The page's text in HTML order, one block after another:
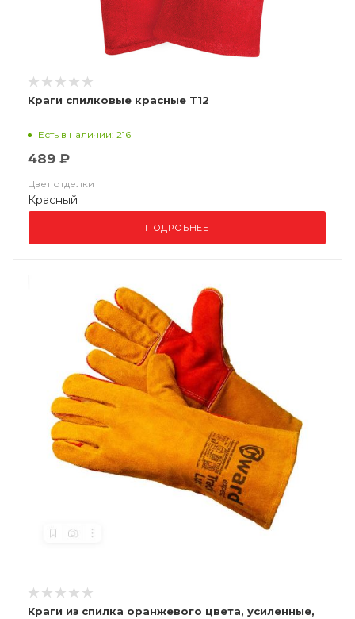
Краги спилковые красные Т12
Есть в наличии: 216
489 ₽
Цвет отделки
Красный
ПОДРОБНЕЕ
Краги из спилка оранжевого цвета, усиленные,